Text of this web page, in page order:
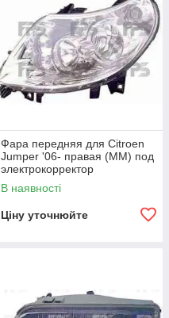
Фара передняя для Citroen
Jumper '06- правая (MM) под
электрокорректор
В наявності
Ціну уточнюйте